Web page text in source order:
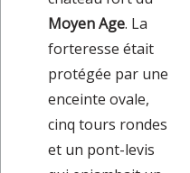
Moyen Age. La
forteresse était
protégée par une
enceinte ovale,
cinq tours rondes
et un pont-levis